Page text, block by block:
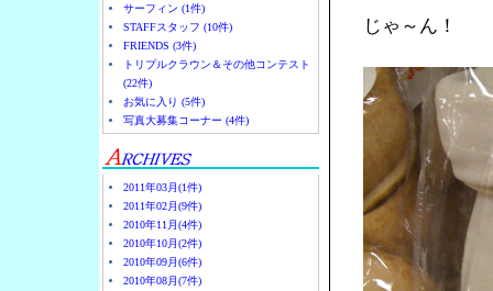
サーフィン (1件)
STAFFスタッフ (10件)
FRIENDS (3件)
トリプルクラウン＆その他コンテスト
(22件)
お気に入り (5件)
写真大募集コーナー (4件)
2011年03月(1件)
2011年02月(9件)
2010年11月(4件)
2010年10月(2件)
2010年09月(6件)
2010年08月(7件)
じゃ～ん！